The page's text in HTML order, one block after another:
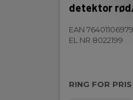
Visuell
lysforhold
detektor
EAN
EL.NR 8022199
RING FOR